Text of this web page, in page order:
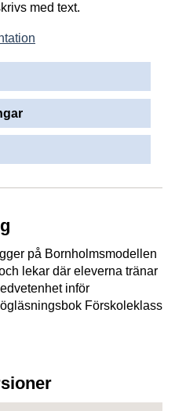
med text.
på Bornholmsmodellen
lekar där eleverna tränar
inför
Förskoleklass